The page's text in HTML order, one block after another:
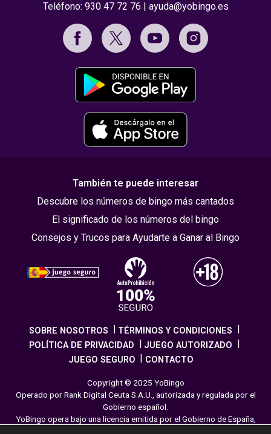
Teléfono: 930 47 72 76 ayuda@yobingo.es
También te puede interesar
Descubre los números de bingo más cantados
El significado de los números del bingo
Consejos y Trucos para Ayudarte a Ganar al Bingo
SOBRE NOSOTROS
TÉRMINOS Y CONDICIONES
POLÍTICA DE PRIVACIDAD
JUEGO AUTORIZADO
JUEGO SEGURO
CONTACTO
Copyright © 2025 YoBingo
Operado por Rank Digital Ceuta S.A.U., autorizada y regulada por el
Gobierno español.
YoBingo opera bajo una licencia emitida por el Gobierno de España,